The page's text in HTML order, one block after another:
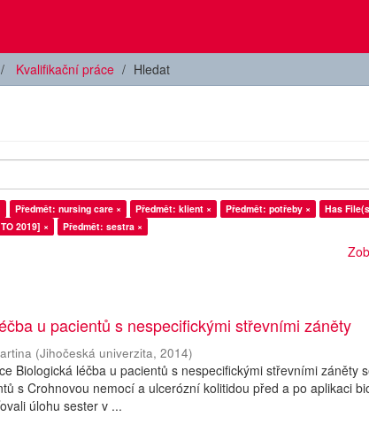
Kvalifikační práce Hledat
Předmět: nursing care × Předmět: klient × Předmět: potřeby ×
Has
2019] × Předmět: sestra ×
u pacientů s nespecifickými střevními záněty
(Jihočeská univerzita,2014)
Biologická léčba u pacientů s nespecifickými střevními záněty
s Crohnovou nemocí a ulcerózní kolitidou před a po aplikaci
úlohu sester v ...